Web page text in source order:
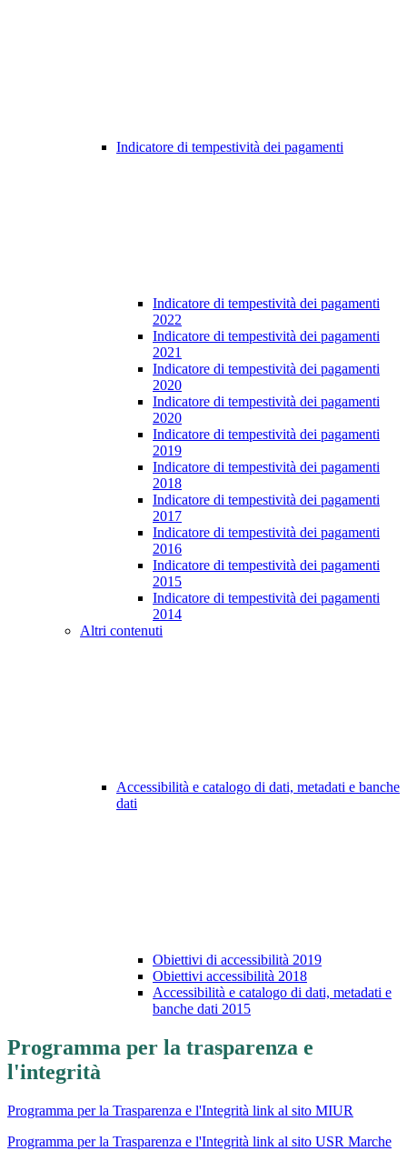
Indicatore di tempestività dei pagamenti
Indicatore di tempestività dei pagamenti
2022
Indicatore di tempestività dei pagamenti
2021
Indicatore di tempestività dei pagamenti
2020
Indicatore di tempestività dei pagamenti
2020
Indicatore di tempestività dei pagamenti
2019
Indicatore di tempestività dei pagamenti
2018
Indicatore di tempestività dei pagamenti
2017
Indicatore di tempestività dei pagamenti
2016
Indicatore di tempestività dei pagamenti
2015
Indicatore di tempestività dei pagamenti
2014
Altri contenuti
Accessibilità e catalogo di dati, metadati e banche
dati
Obiettivi di accessibilità 2019
Obiettivi accessibilità 2018
Accessibilità e catalogo di dati, metadati e
banche dati 2015
Programma per la trasparenza e
l'integrità
Programma per la Trasparenza e l'Integrità link al sito MIUR
Programma per la Trasparenza e l'Integrità link al sito USR Marche